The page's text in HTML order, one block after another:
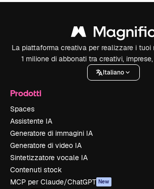
La piattaforma creativa per realizzare i tuoi
1 milione di abbonati tra creativi,
Italiano
Prodotti
Spaces
Assistente IA
Generatore di immagini IA
Generatore di video IA
Sintetizzatore vocale IA
Contenuti stock
MCP per Claude/ChatGPT New